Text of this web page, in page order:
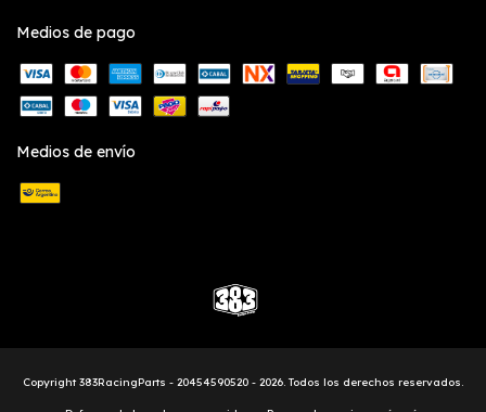
Medios de pago
Medios de envío
Copyright 383RacingParts - 20454590520 - 2026. Todos los derechos reservados.